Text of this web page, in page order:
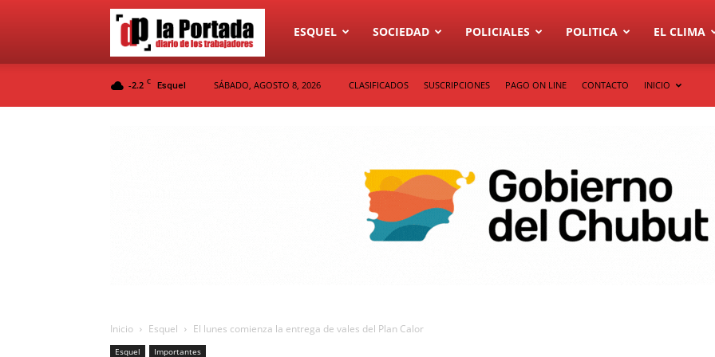
Diario
ESQUEL SOCIEDAD POLICIALES POLITICA EL CLIMA
-2.2 C Esquel SÁBADO, AGOSTO 8, 2026 CLASIFICADOS SUSCRIPCIONES PAGO ON LINE CONTACTO INICIO
Inicio Esquel El lunes comienza la entrega de vales del Plan Calor
Esquel Importantes